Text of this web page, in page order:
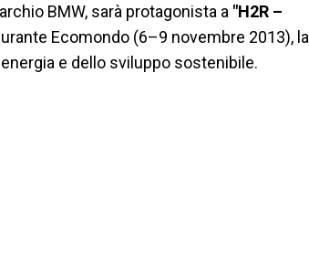
BMW, sarà protagonista a "H2R –
Ecomondo (6–9 novembre 2013), la
e dello sviluppo sostenibile.